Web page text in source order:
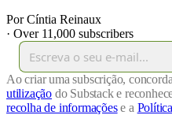
Por Cíntia Reinaux
· Over 11,000 subscribers
Ao criar uma subscrição,
utilização do Substack e
recolha de informaçõese a